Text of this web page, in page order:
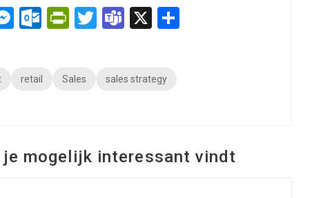
Messenger
Outlook.com
PrintFriendly
Twitter
Teams
X
retail Sales sales strategy
mogelijk interessant vindt